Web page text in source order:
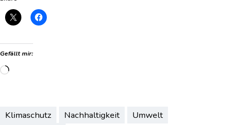
Gefällt mir:
Wird
Klimaschutz Nachhaltigkeit
Umwelt